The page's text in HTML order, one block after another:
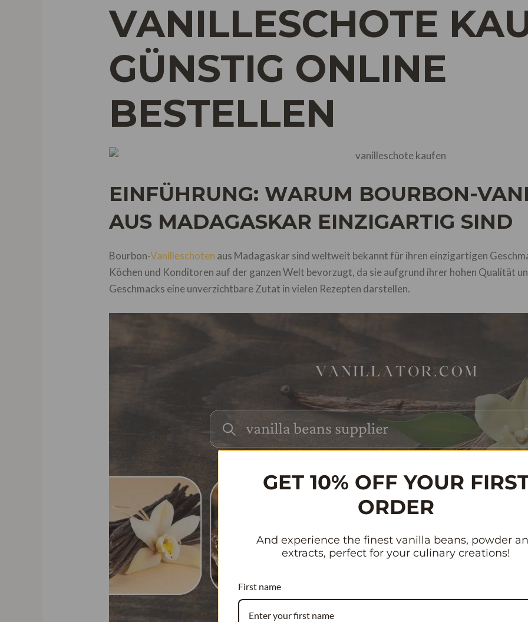
VANILLESCHOTE
GÜNSTIG ONLINE
BESTELLEN
EINFÜHRUNG: WARUM BOURBON-
AUS MADAGASKAR EINZIGARTIG SIND
Bourbon-Vanilleschoten aus Madagaskar sind weltweit bekannt für ihren einzigartigen
Köchen und Konditoren auf der ganzen Welt bevorzugt, da sie aufgrund ihrer hohen Qualität
Geschmacks eine unverzichtbare Zutat in vielen Rezepten darstellen.
GET 10% OFF YOUR
ORDER
And experience the finest vanilla beans, powder
extracts, perfect for your culinary creations!
First name